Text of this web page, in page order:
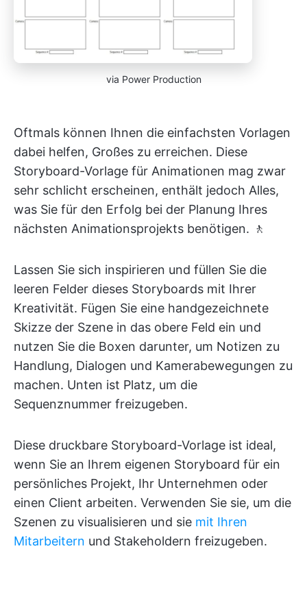
via Power Production
Oftmals können Ihnen die einfachsten Vorlagen
dabei helfen, Großes zu erreichen. Diese
Storyboard-Vorlage für Animationen mag zwar
sehr schlicht erscheinen, enthält jedoch Alles,
was Sie für den Erfolg bei der Planung Ihres
nächsten Animationsprojekts benötigen. 🚶
Lassen Sie sich inspirieren und füllen Sie die
leeren Felder dieses Storyboards mit Ihrer
Kreativität. Fügen Sie eine handgezeichnete
Skizze der Szene in das obere Feld ein und
nutzen Sie die Boxen darunter, um Notizen zu
Handlung, Dialogen und Kamerabewegungen zu
machen. Unten ist Platz, um die
Sequenznummer freizugeben.
Diese druckbare Storyboard-Vorlage ist ideal,
wenn Sie an Ihrem eigenen Storyboard für ein
persönliches Projekt, Ihr Unternehmen oder
einen Client arbeiten. Verwenden Sie sie, um die
Szenen zu visualisieren und sie mit Ihren
Mitarbeitern und Stakeholdern freizugeben.